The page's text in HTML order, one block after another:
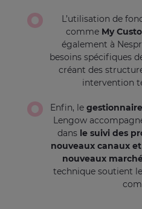
L’utilisation de
comme My
également à
besoins spécifiques
créant des
intervention
Enfin, le
Lengow
dans le suivi des
nouveaux canaux
nouveaux
technique soutient